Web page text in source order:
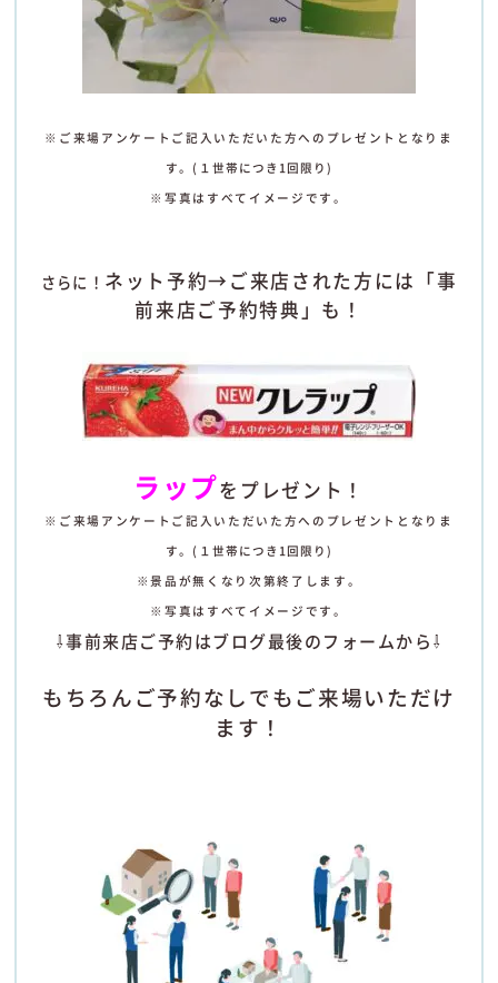
※ご来場アンケートご記入いただいた方へのプレゼントとなりま
す。 (１世帯につき1回限り)
※写真はすべてイメージです。
さらに！ ネット予約→ご来店された方には「事
前来店ご予約特典」も ！
ラップを プレゼント ！
※ご来場アンケートご記入いただいた方へのプレゼントとなりま
す。 (１世帯につき1回限り)
※景品が無くなり次第終了します。
※写真はすべてイメージです。
⇩事前来店ご予約はブログ最後のフォームから⇩
もちろんご予約なしでもご来場いただけ
ます！